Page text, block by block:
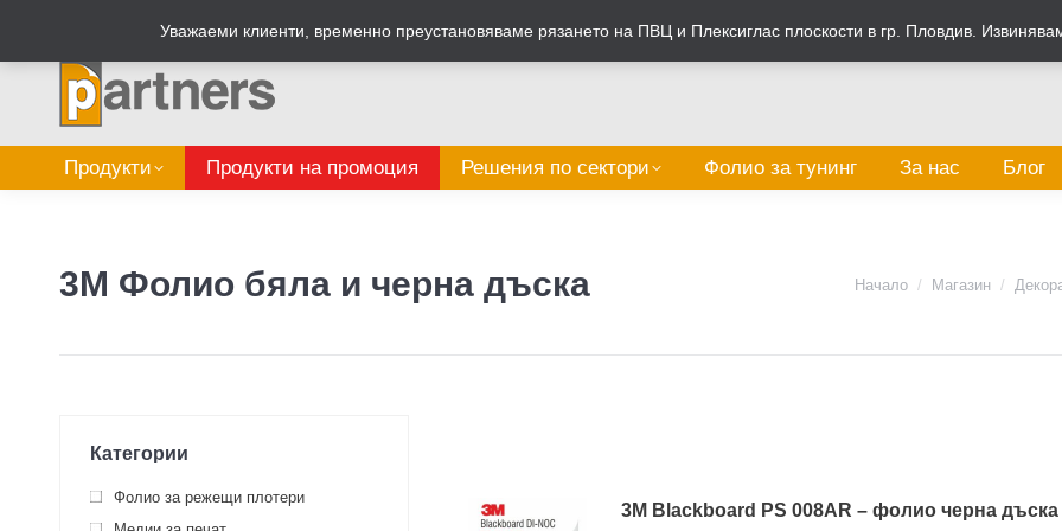
Табелен калкулатор
Продукти Продукти на промоция Решения по сектори Фолио за тунинг За нас Блог
3M Фолио бяла и черна дъска You are here:
Начало Магазин
3M Blackboard PS 008AR – фолио черна дъска
Категории
Фолио за режещи плотери
Уважаеми клиенти, временно преустановяваме рязането на ПВЦ и Плексиглас плоскости в гр. Пловдив.